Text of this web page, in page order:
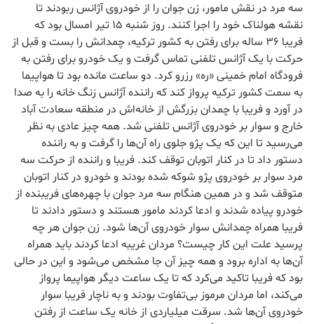
سه مرد در نقش مامور، زن جوان را از خودروی آژانس ربودند تا
نقشه هولناک خود را اجرا کنند. روز شنبه ۱۵ تیر امسال بود که
فریبا ۳۶ ساله برای رفتن به کشور ترکیه، چمدانش را بست و قبل از
حرکت با یک آژانس تلفنی تماس گرفت و یک خودرو برای رفتن به
فرودگاه امام خمینی «ره» رزرو کرد. دو ساعت مانده بود تا هواپیما
به سمت کشور ترکیه پرواز کند که راننده آژانس زنگ خانه را به صدا
در آورد و فریبا با چمدان بزرگش از خانه‌اش در منطقه سعادت آباد
خارج و سوار بر خودروی آژانس تلفنی شد. همه چیز عادی به نظر
می‌رسید تا این که یک پژو جلوی راه آن‌ها را گرفت و به راننده
دستور داد تا در کنار اتوبان توقف کند. فریبا و راننده از حرکت سه
مرد سوار بر خودروی پژو شوکه شده بودند و خودرو در کنار اتوبان
متوقف شد و در همین هنگام سه مرد جوان با چهره‌های فریبنده از
خودرو پیاده شدند و ادعا کردند مامور هستند و دستور دادند تا
فریبا همراه چمدانش سوار خودروی آن‌ها شود. زن جوان هر چه
پرسید علت این کار چیست؟ مردان غریبه ادعا کردند باید همراه
آن‌ها به اداره برود و همه چیز آن جا مشخص می‌شود و این در حالی
بود که فریبا تاکید می‌کرد که تا یک ساعت دیگر هواپیما پرواز
می‌کند، اما مردان مرموز بی‌تفاوت بودند و به ناچار فریبا سوار
خودروی آن‌ها شد. سرقت میلیاردی از خانه یک ساعت از رفتن